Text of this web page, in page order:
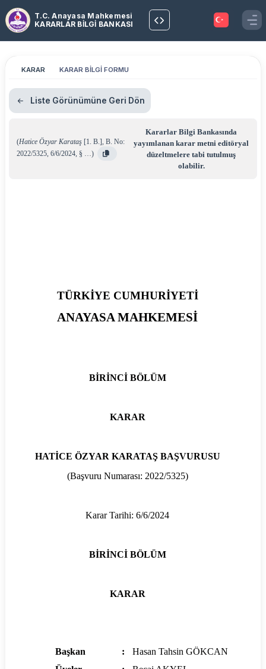
T.C. Anayasa Mahkemesi
KARARLAR BİLGİ BANKASI
KARAR KARAR BİLGİ FORMU
Liste Görünümüne Geri Dön
(Hatice Özyar Karataş [1. B.], B. No:
2022/5325, 6/6/2024, § …)
Kararlar Bilgi Bankasında
yayımlanan karar metni editöryal
düzeltmelere tabi tutulmuş
olabilir.